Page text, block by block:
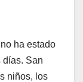
ha estado
días. San
niños, los